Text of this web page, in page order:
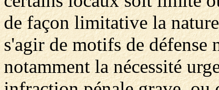
de façon limitative la
s'agir de motifs de défense
notamment la nécessité